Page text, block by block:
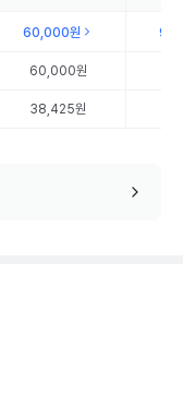
60,000원
60,000원
38,425원